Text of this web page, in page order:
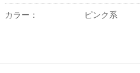
カラー： ピンク系